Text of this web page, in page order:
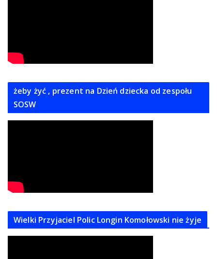
żeby żyć , prezent na Dzień dziecka od zespołu
SOSW
Wielki Przyjaciel Polic Longin Komołowski nie żyje